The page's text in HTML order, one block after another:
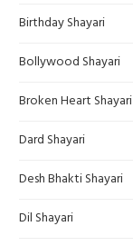
Birthday Shayari
Bollywood Shayari
Broken Heart Shayari
Dard Shayari
Desh Bhakti Shayari
Dil Shayari